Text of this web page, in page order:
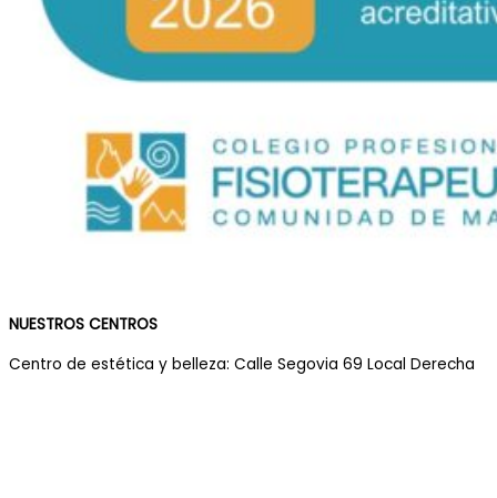
NUESTROS CENTROS
Centro de estética y belleza: Calle Segovia 69 Local Derecha